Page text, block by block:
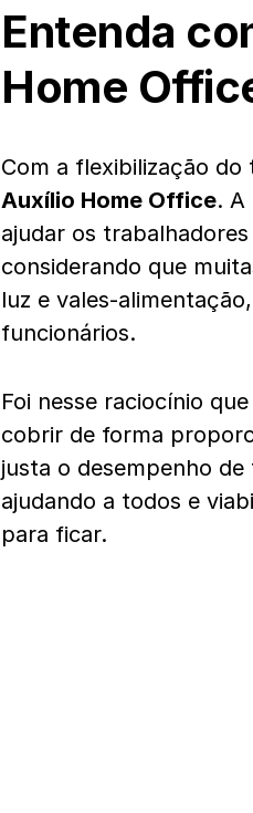
Entenda
Home
Com a flexibilização
Auxílio Home Office. A
ajudar os
considerando que
luz e vales-
funcionários.
Foi nesse raciocínio
cobrir de forma
justa o desempenho
ajudando a todos e
para ficar.